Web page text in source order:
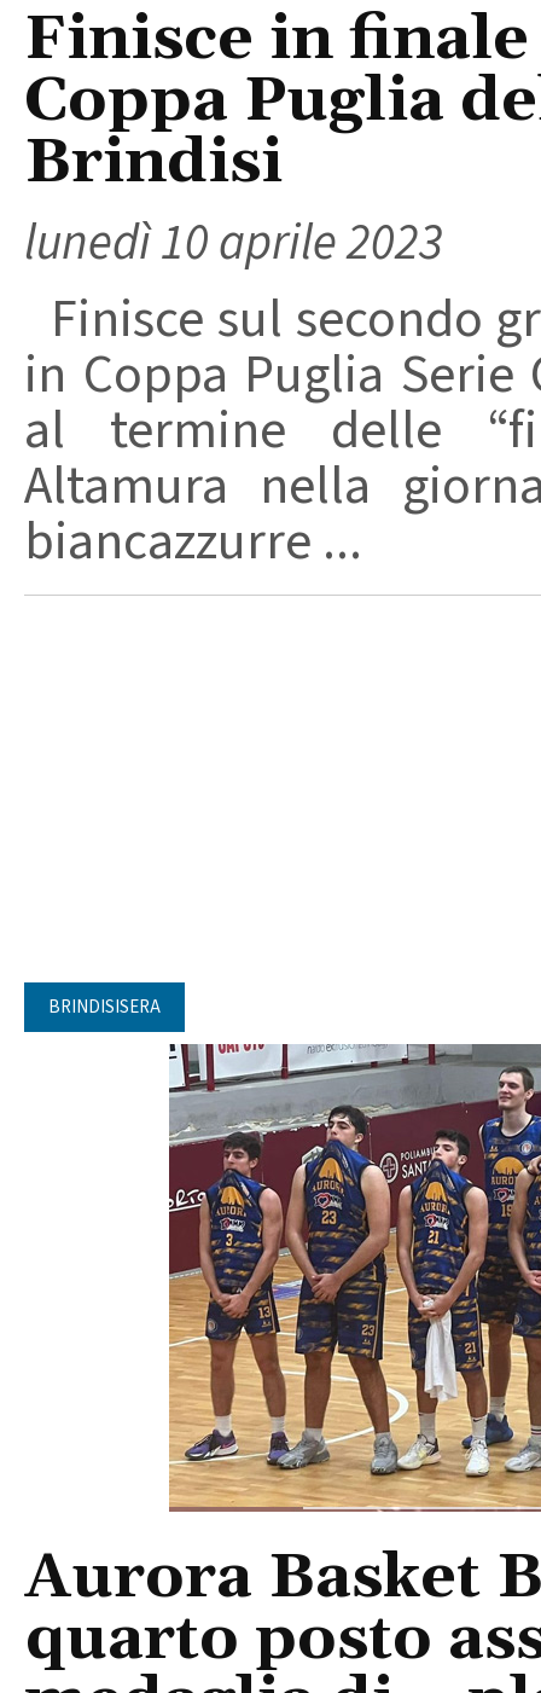
Finisce in
Coppa Puglia
Brindisi
lunedì 10 aprile 2023
Finisce sul secondo
in Coppa Puglia Serie
al termine delle
Altamura nella
biancazzurre ...
BRINDISISERA
Aurora Basket
quarto posto